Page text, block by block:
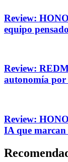
Review:
equipo
Review:
autonomía por
Review:
IA que